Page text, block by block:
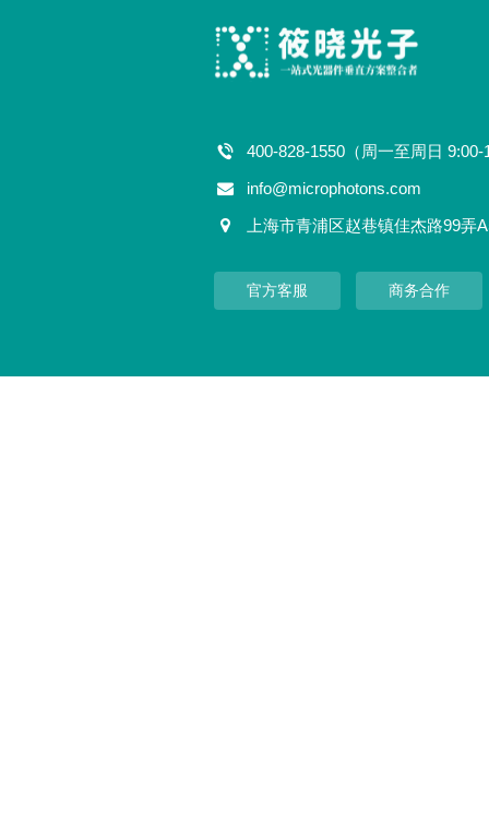
400-828-1550（周一至周日 9:00-
info@microphotons.com
上海市青浦区赵巷镇佳杰路99弄
官方客服 商务合作